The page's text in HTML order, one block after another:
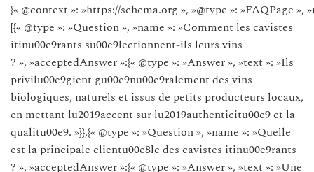
{« @context »: »https://schema.org », »@type »: »FAQPage »,
[{« @type »: »Question », »name »: »Comment les cavistes
itinu00e9rants su00e9lectionnent-ils leurs vins
? », »acceptedAnswer »:{« @type »: »Answer », »text »: »Ils
privilu00e9gient gu00e9nu00e9ralement des vins
biologiques, naturels et issus de petits producteurs locaux,
en mettant lu2019accent sur lu2019authenticitu00e9 et la
qualitu00e9. »}},{« @type »: »Question », »name »: »Quelle
est la principale clientu00e8le des cavistes itinu00e9rants
? », »acceptedAnswer »:{« @type »: »Answer », »text »: »Une